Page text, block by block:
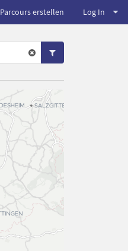
Parcours erstellen Log In